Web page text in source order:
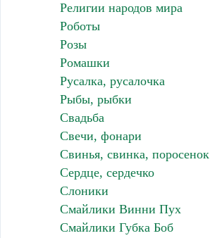
Религии народов мира
Роботы
Розы
Ромашки
Русалка, русалочка
Рыбы, рыбки
Свадьба
Свечи, фонари
Свинья, свинка, поросенок
Сердце, сердечко
Слоники
Смайлики Винни Пух
Смайлики Губка Боб